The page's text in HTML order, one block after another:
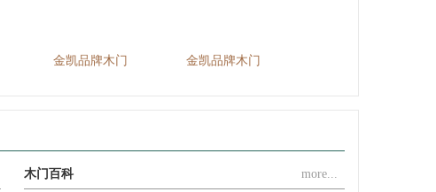
浙江江山润安门业有限公司
浙江裕丰木业有限公司
金凯品牌木门 金凯品牌木门
木门百科 more...